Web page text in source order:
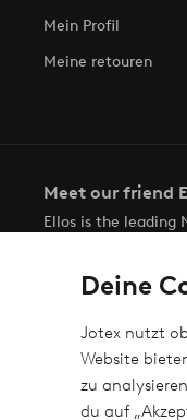
Deine
Jotex nutzt
Website
zu
du auf
Mein Profil
Meine retouren
Meet our friend
Ellos is the leading
Sichere